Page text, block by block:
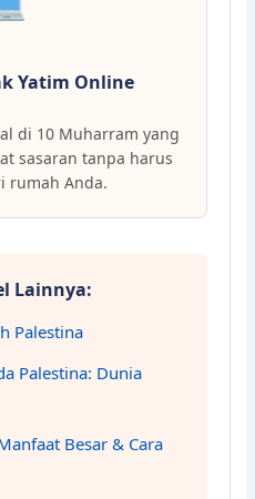
Yatim Online
di 10 Muharram yang
sasaran tanpa harus
rumah Anda.
Lainnya:
Palestina
Palestina: Dunia
Besar & Cara